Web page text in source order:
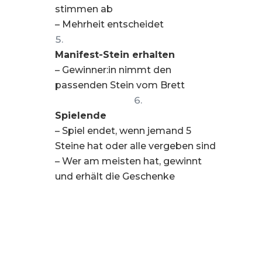
stimmen ab
– Mehrheit entscheidet
Manifest-Stein erhalten
– Gewinner:in nimmt den
passenden Stein vom Brett
Spielende
– Spiel endet, wenn jemand 5
Steine hat oder alle vergeben sind
– Wer am meisten hat, gewinnt
und erhält die Geschenke